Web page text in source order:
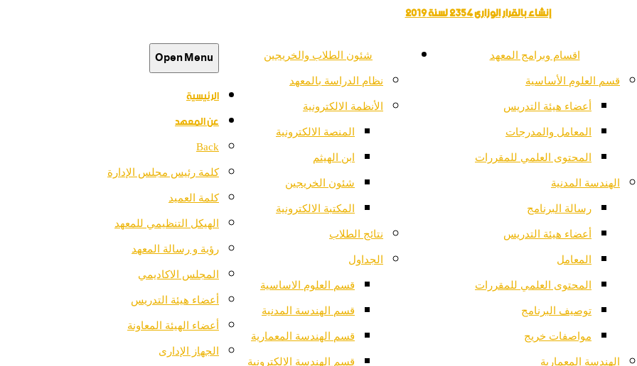
إنشاء بالقرار الوزارى 2354 لسنة 2019
اقسام وبرامج المعهد
قسم العلوم الأساسية
أعضاء هيئة التدريس
المعامل والمدرجات
المحتوى العلمي للمقررات
الهندسة المدنية
رسالة البرنامج
أعضاء هيئة التدريس
المعامل
المحتوى العلمي للمقررات
توصيف البرنامج
مواصفات خريج
الهندسة المعمارية
شئون الطلاب والخريجين
نظام الدراسة بالمعهد
الأنظمة الالكترونية
المنصة الالكترونية
ابن الهيثم
شئون الخريجين
المكتبة الالكترونية
نتائج الطلاب
الجداول
قسم العلوم الاساسية
قسم الهندسة المدنية
قسم الهندسة المعمارية
قسم الهندسة الالكترونية
Open Menu
الرئيسية
عن المعهد
Back
كلمة رئيس مجلس الإدارة
كلمة العميد
الهيكل التنظيمي للمعهد
رؤية و رسالة المعهد
المجلس الاكاديمي
أعضاء هيئة التدريس
أعضاء الهيئة المعاونة
الجهاز الإدارى